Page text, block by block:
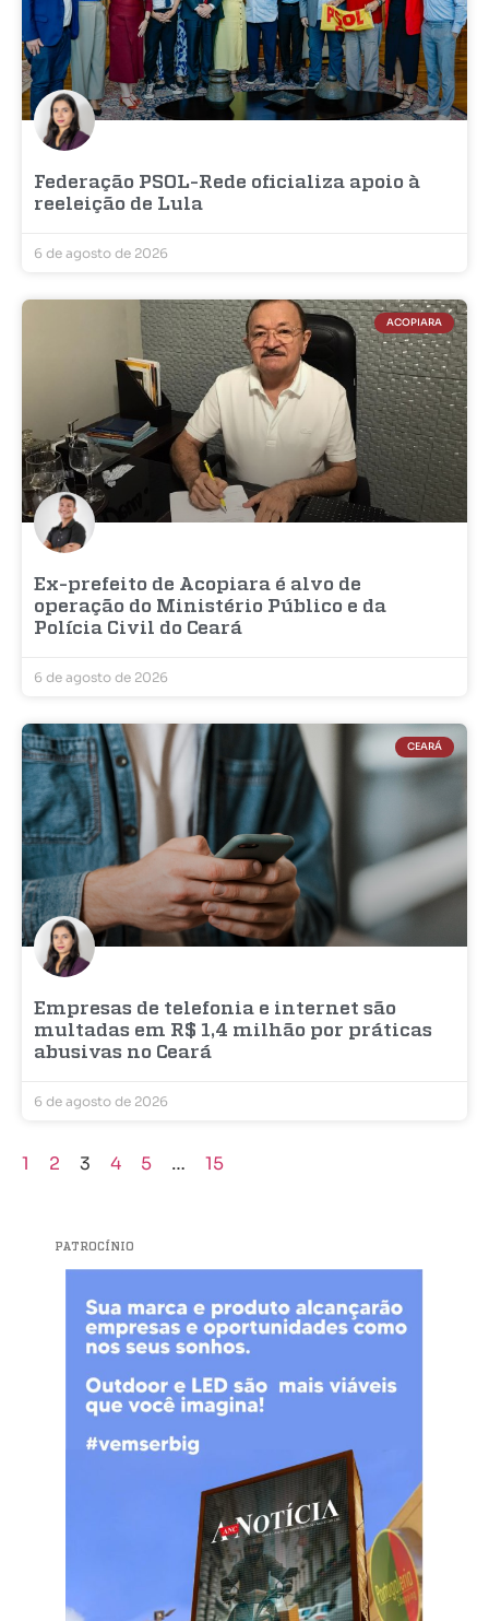
Federação PSOL-Rede oficializa apoio à
reeleição de Lula
6 de agosto de 2026
ACOPIARA
Ex-prefeito de Acopiara é alvo de
operação do Ministério Público e da
Polícia Civil do Ceará
6 de agosto de 2026
CEARÁ
Empresas de telefonia e internet são
multadas em R$ 1,4 milhão por práticas
abusivas no Ceará
6 de agosto de 2026
1 2 3 4 5 … 15
PATROCÍNIO